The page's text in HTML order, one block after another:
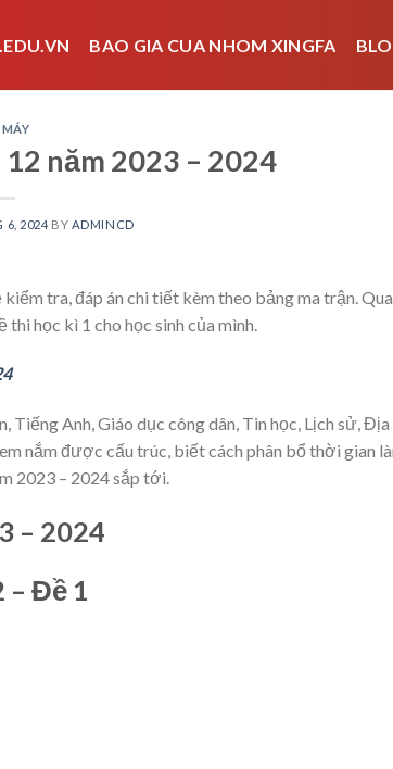
BAO GIA CUA NHOM XINGFA
năm 2023 – 2024
6, 2024 BY ADMINCD
kiểm tra, đáp án chi tiết kèm theo bảng ma trận.
học kì 1 cho học sinh của mình.
Anh, Giáo dục công dân, Tin học, Lịch sử, Địa
nắm được cấu trúc, biết cách phân bổ thời gian
2023 – 2024 sắp tới.
– 2024
– Đề 1